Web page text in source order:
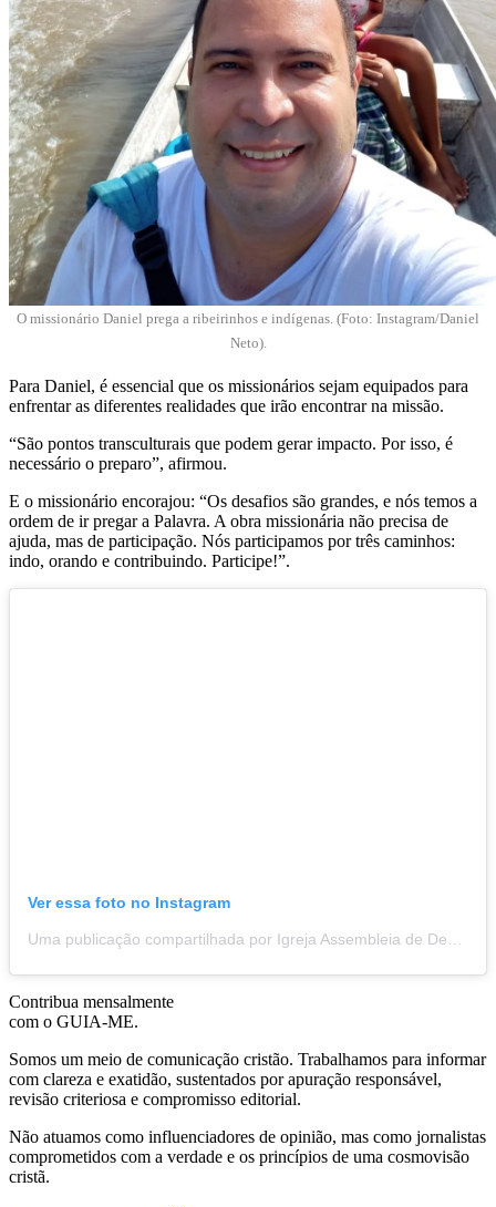
O missionário Daniel prega a ribeirinhos e indígenas. (Foto: Instagram/Daniel
Neto).
Para Daniel, é essencial que os missionários sejam equipados para
enfrentar as diferentes realidades que irão encontrar na missão.
“São pontos transculturais que podem gerar impacto. Por isso, é
necessário o preparo”, afirmou.
E o missionário encorajou: “Os desafios são grandes, e nós temos a
ordem de ir pregar a Palavra. A obra missionária não precisa de
ajuda, mas de participação. Nós participamos por três caminhos:
indo, orando e contribuindo. Participe!”.
Ver essa foto no Instagram
Contribua mensalmente
com o GUIA-ME.
Somos um meio de comunicação cristão. Trabalhamos para informar
com clareza e exatidão, sustentados por apuração responsável,
revisão criteriosa e compromisso editorial.
Não atuamos como influenciadores de opinião, mas como jornalistas
comprometidos com a verdade e os princípios de uma cosmovisão
cristã.